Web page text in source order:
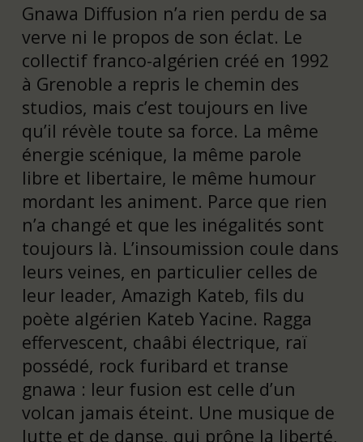
Gnawa Diffusion n’a rien perdu de sa
verve ni le propos de son éclat. Le
collectif franco-algérien créé en 1992
à Grenoble a repris le chemin des
studios, mais c’est toujours en live
qu’il révèle toute sa force. La même
énergie scénique, la même parole
libre et libertaire, le même humour
mordant les animent. Parce que rien
n’a changé et que les inégalités sont
toujours là. L’insoumission coule dans
leurs veines, en particulier celles de
leur leader, Amazigh Kateb, fils du
poète algérien Kateb Yacine. Ragga
effervescent, chaâbi électrique, raï
possédé, rock furibard et transe
gnawa : leur fusion est celle d’un
volcan jamais éteint. Une musique de
lutte et de danse, qui prône la liberté,